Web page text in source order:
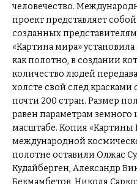
человечество.
проект представляет
созданных
«Картина мира»
как полотно, в создании
количество людей
холсте свой след красками
почти 200 стран. Размер
равен параметрам
масштабе. Копия «Картины
международной
полотне оставили Олжас
Кудайберген, Александр
Бекмамбетов, Николя